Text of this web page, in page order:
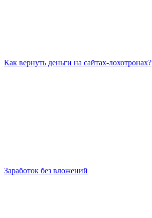
Как вернуть деньги на сайтах-лохотронах?
Заработок без вложений